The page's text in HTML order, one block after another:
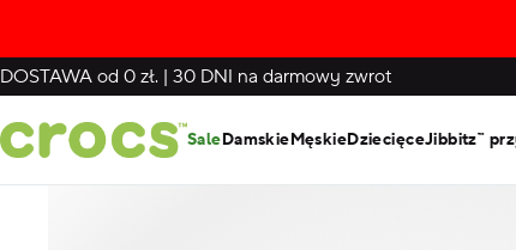
DOSTAWA od 0 zł. | 30 DNI na darmowy zwrot
SaleDamskieMęskieDziecięceJibbitz™